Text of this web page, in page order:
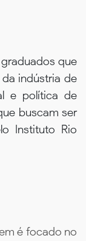
que
indústria de
e política de
buscam ser
Instituto Rio
é focado no